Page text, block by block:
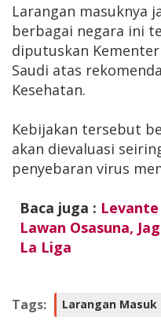
Larangan masuknya
berbagai negara ini
diputuskan
Saudi atas
Kesehatan.
Kebijakan tersebut
akan dievaluasi
penyebaran virus
Baca juga :
Lawan Osasuna,
La Liga
Tags: Larangan Masuk